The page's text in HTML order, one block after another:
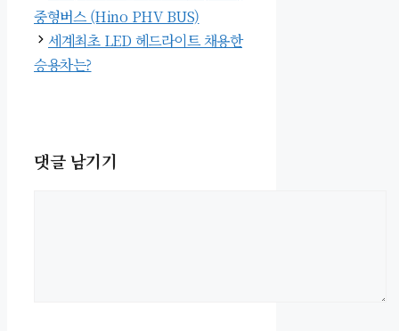
중형버스 (Hino PHV BUS)
세계최초 LED 헤드라이트 채용한
승용차는?
댓글 남기기